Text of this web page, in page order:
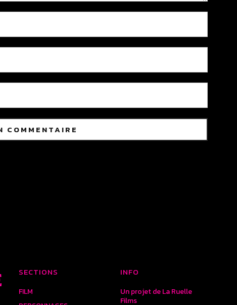
SECTIONS
FILM
INFO
Un projet de La Ruelle
Films